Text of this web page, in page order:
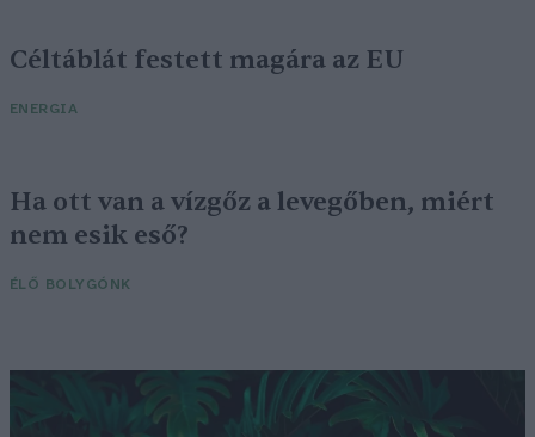
Céltáblát festett magára az EU
ENERGIA
Ha ott van a vízgőz a levegőben, miért
nem esik eső?
ÉLŐ BOLYGÓNK